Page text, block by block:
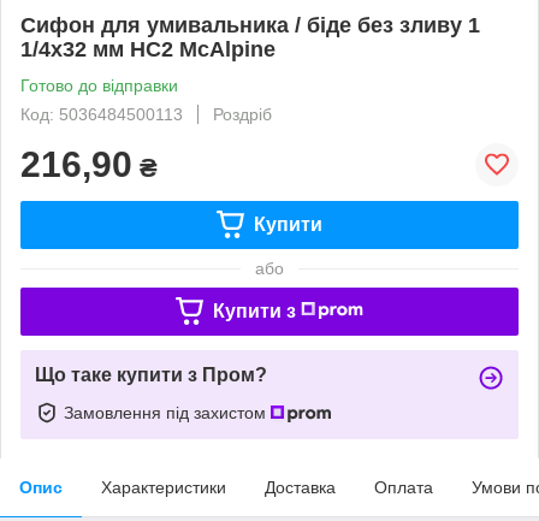
Сифон для умивальника / біде без зливу 1
1/4x32 мм HC2 McAlpine
Готово до відправки
Код: 5036484500113
Роздріб
216,90 ₴
Купити
або
Купити з
Що таке купити з Пром?
Замовлення під захистом
Опис Характеристики Доставка Оплата Умови